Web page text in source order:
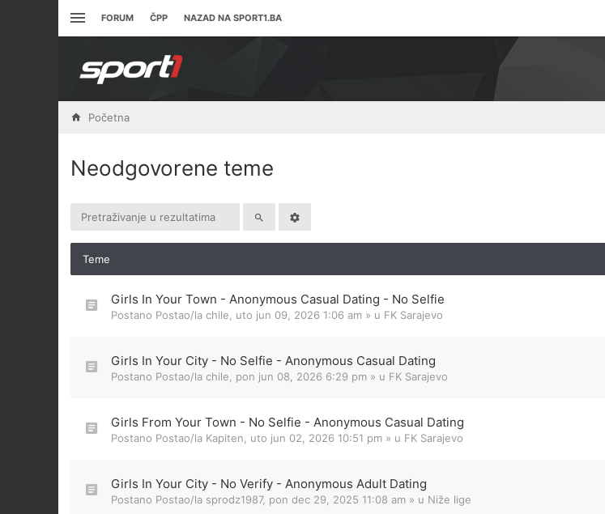
FORUM ČPP NAZAD NA SPORT1.BA
Početna
Neodgovorene teme
Teme
Girls In Your Town - Anonymous Casual Dating - No Selfie
Postano Postao/la chile uto jun 09, 2026 1:06 am » u FK Sarajevo
Girls In Your City - No Selfie - Anonymous Casual Dating
Postano Postao/la chile pon jun 08, 2026 6:29 pm » u FK Sarajevo
Girls From Your Town - No Selfie - Anonymous Casual Dating
Postano Postao/la Kapiten uto jun 02, 2026 10:51 pm » u FK Sarajevo
Girls In Your City - No Verify - Anonymous Adult Dating
Postano Postao/la sprodz1987, pon dec 29, 2025 11:08 am » u Niže lige